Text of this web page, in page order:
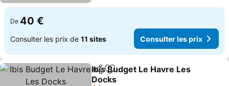
De 40 €
Consulter les prix de 11 sites Consulter les prix
PartagerAjouter à mes favoris
Ibis Budget Le Havre Les
Docks